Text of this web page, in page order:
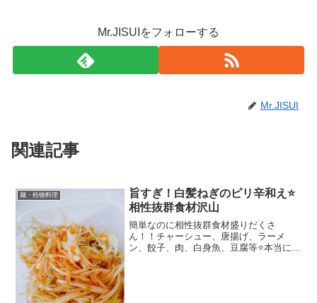
Mr.JISUIをフォローする
Mr.JISUI
関連記事
麺・粉物料理
旨すぎ！白髪ねぎのピリ辛和え⭐️
相性抜群食材沢山
簡単なのに相性抜群食材盛りだくさ
ん！！チャーシュー、唐揚げ、ラーメ
ン、餃子、肉、白身魚、豆腐等⭐️本当に激